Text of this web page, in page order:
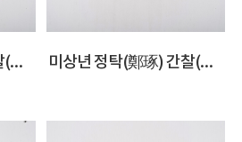
미상년 정탁(鄭琢) 간찰(簡札) 미상년 정탁(鄭琢) 간찰(簡札)